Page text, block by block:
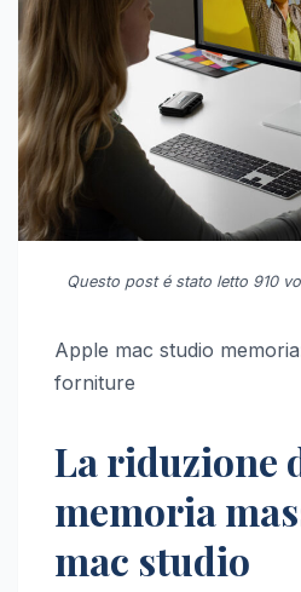
Questo post é stato letto 910
Apple mac studio
forniture
La riduzione
memoria
mac studio